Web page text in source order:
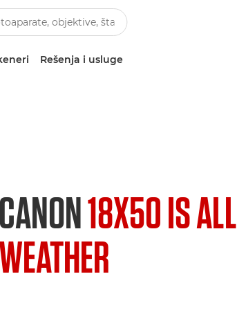
Rešenja i usluge
CANON18X50 IS ALL
WEATHER